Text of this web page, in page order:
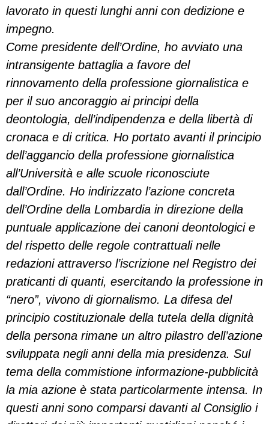
lavorato in questi lunghi anni con dedizione e
impegno.
Come presidente dell’Ordine, ho avviato una
intransigente battaglia a favore del
rinnovamento della professione giornalistica e
per il suo ancoraggio ai principi della
deontologia, dell’indipendenza e della libertà di
cronaca e di critica. Ho portato avanti il principio
dell’aggancio della professione giornalistica
all’Università e alle scuole riconosciute
dall’Ordine. Ho indirizzato l’azione concreta
dell’Ordine della Lombardia in direzione della
puntuale applicazione dei canoni deontologici e
del rispetto delle regole contrattuali nelle
redazioni attraverso l’iscrizione nel Registro dei
praticanti di quanti, esercitando la professione in
“nero”, vivono di giornalismo. La difesa del
principio costituzionale della tutela della dignità
della persona rimane un altro pilastro dell’azione
sviluppata negli anni della mia presidenza. Sul
tema della commistione informazione-pubblicità
la mia azione è stata particolarmente intensa. In
questi anni sono comparsi davanti al Consiglio i